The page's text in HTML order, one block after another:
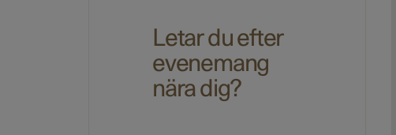
Letar du efter
evenemang
nära dig?